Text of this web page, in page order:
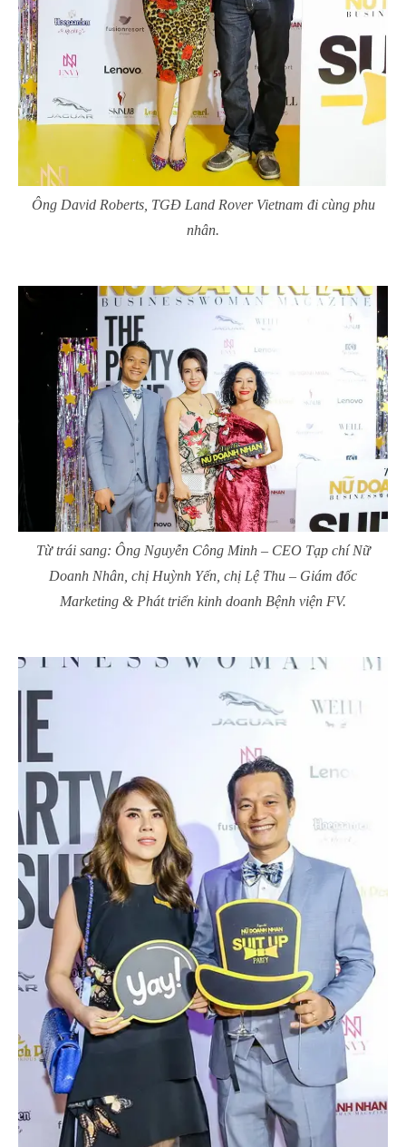
Ông David Roberts, TGĐ Land Rover Vietnam đi cùng phu
nhân.
Từ trái sang: Ông Nguyễn Công Minh – CEO Tạp chí Nữ
Doanh Nhân, chị Huỳnh Yến, chị Lệ Thu – Giám đốc
Marketing & Phát triển kinh doanh Bệnh viện FV.